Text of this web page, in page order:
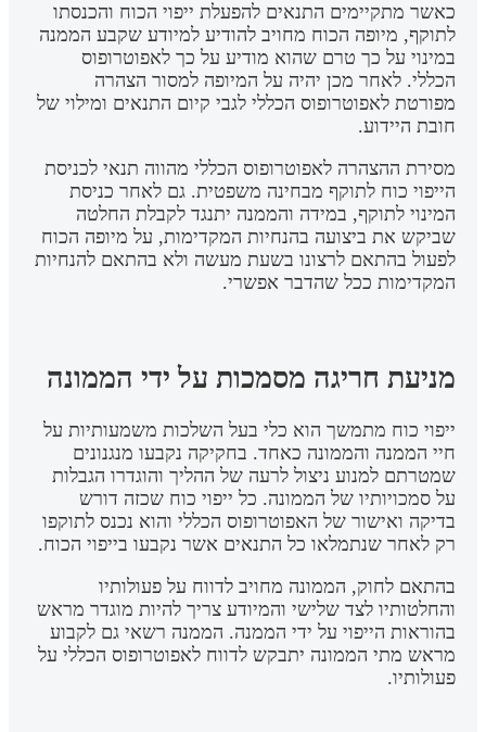
כאשר מתקיימים התנאים להפעלת ייפוי הכוח והכנסתו
לתוקף, מיופה הכוח מחויב להודיע למיודע שקבע הממנה
במינוי על כך טרם שהוא מודיע על כך לאפוטרופוס
הכללי. לאחר מכן יהיה על המיופה למסור הצהרה
מפורטת לאפוטרופוס הכללי לגבי קיום התנאים ומילוי של
חובת היידוע.
מסירת ההצהרה לאפוטרופוס הכללי מהווה תנאי לכניסת
הייפוי כוח לתוקף מבחינה משפטית. גם לאחר כניסת
המינוי לתוקף, במידה והממנה יתנגד לקבלת החלטה
שביקש את ביצועה בהנחיות המקדימות, על מיופה הכוח
לפעול בהתאם לרצונו בשעת מעשה ולא בהתאם להנחיות
המקדימות ככל שהדבר אפשרי.
מניעת חריגה מסמכות על ידי הממונה
ייפוי כוח מתמשך הוא כלי בעל השלכות משמעותיות על
חיי הממנה והממונה כאחד. בחקיקה נקבעו מנגנונים
שמטרתם למנוע ניצול לרעה של ההליך והוגדרו הגבלות
על סמכויותיו של הממונה. כל ייפוי כוח שכזה דורש
בדיקה ואישור של האפוטרופוס הכללי והוא נכנס לתוקפו
רק לאחר שנתמלאו כל התנאים אשר נקבעו בייפוי הכוח.
בהתאם לחוק, הממונה מחויב לדווח על פעולותיו
והחלטותיו לצד שלישי והמיודע צריך להיות מוגדר מראש
בהוראות הייפוי על ידי הממנה. הממנה רשאי גם לקבוע
מראש מתי הממונה יתבקש לדווח לאפוטרופוס הכללי על
פעולותיו.